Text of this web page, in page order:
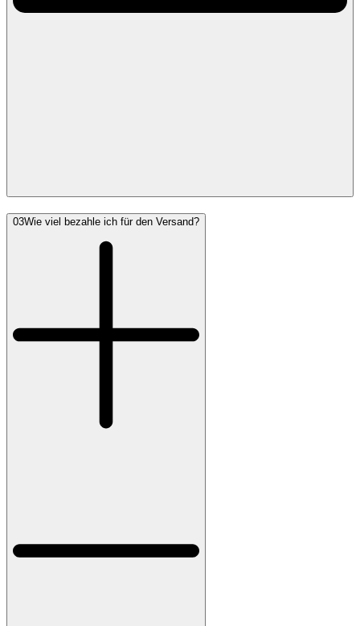
03Wie viel bezahle ich für den Versand?